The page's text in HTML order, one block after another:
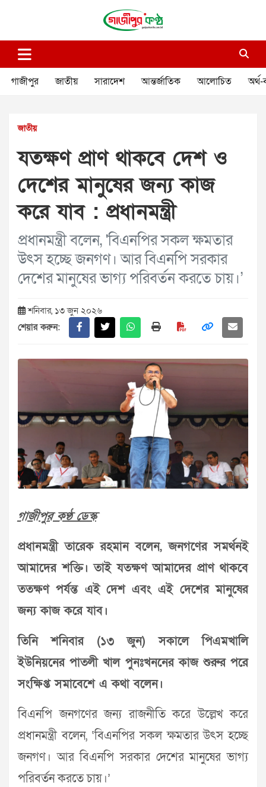
গাজীপুর কণ্ঠ
গাজীপুর জাতীয় সারাদেশ আন্তর্জাতিক আলোচিত অর্থ-
জাতীয়
যতক্ষণ প্রাণ থাকবে দেশ ও
দেশের মানুষের জন্য কাজ
করে যাব : প্রধানমন্ত্রী
প্রধানমন্ত্রী বলেন, 'বিএনপির সকল ক্ষমতার
উৎস হচ্ছে জনগণ। আর বিএনপি সরকার
দেশের মানুষের ভাগ্য পরিবর্তন করতে চায়।’
শনিবার, ১৩ জুন ২০২৬
শেয়ার করুন:
গাজীপুর কণ্ঠ ডেস্ক
প্রধানমন্ত্রী তারেক রহমান বলেন, জনগণের সমর্থনই
আমাদের শক্তি। তাই যতক্ষণ আমাদের প্রাণ থাকবে
ততক্ষণ পর্যন্ত এই দেশ এবং এই দেশের মানুষের
জন্য কাজ করে যাব।
তিনি শনিবার (১৩ জুন) সকালে পিএমখালি
ইউনিয়নের পাতলী খাল পুনঃখননের কাজ শুরুর পরে
সংক্ষিপ্ত সমাবেশে এ কথা বলেন।
বিএনপি জনগণের জন্য রাজনীতি করে উল্লেখ করে
প্রধানমন্ত্রী বলেন, ‘বিএনপির সকল ক্ষমতার উৎস হচ্ছে
জনগণ। আর বিএনপি সরকার দেশের মানুষের ভাগ্য
পরিবর্তন করতে চায়।’